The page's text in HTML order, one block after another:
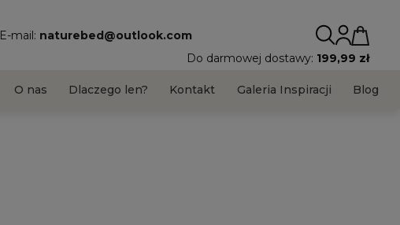
E-mail: naturebed@outlook.com
Do darmowej dostawy: 199,99 zł
O nas Dlaczego len? Kontakt Galeria Inspiracji Blog